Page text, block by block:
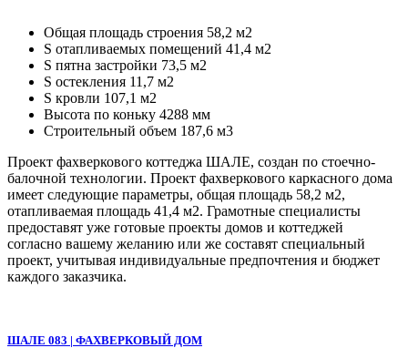
Общая площадь строения 58,2 м2
S отапливаемых помещений 41,4 м2
S пятна застройки 73,5 м2
S остекления 11,7 м2
S кровли 107,1 м2
Высота по коньку 4288 мм
Строительный объем 187,6 м3
Проект фахверкового коттеджа ШАЛЕ, создан по стоечно-
балочной технологии. Проект фахверкового каркасного дома
имеет следующие параметры, общая площадь 58,2 м2,
отапливаемая площадь 41,4 м2. Грамотные специалисты
предоставят уже готовые проекты домов и коттеджей
согласно вашему желанию или же составят специальный
проект, учитывая индивидуальные предпочтения и бюджет
каждого заказчика.
ШАЛЕ 083 | ФАХВЕРКОВЫЙ ДОМ